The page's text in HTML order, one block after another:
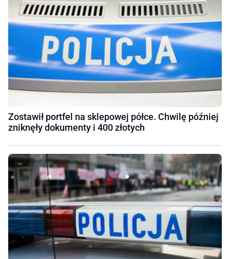
Zostawił portfel na sklepowej półce. Chwilę później
zniknęły dokumenty i 400 złotych